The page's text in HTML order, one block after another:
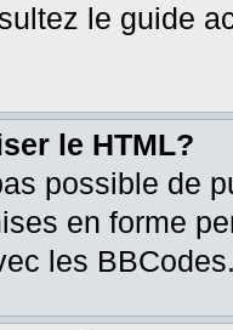
le guide
le HTML?
possible de
en forme
les